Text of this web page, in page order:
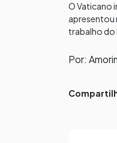
O Vaticano
apresentou
trabalho do
Por: